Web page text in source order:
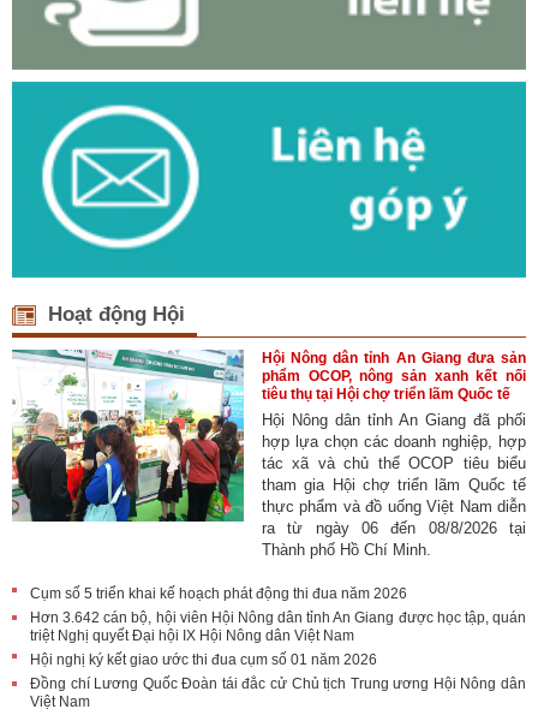
Hoạt động Hội
Hội Nông dân tỉnh An Giang đưa sản
phẩm OCOP, nông sản xanh kết nối
tiêu thụ tại Hội chợ triển lãm Quốc tế
Hội Nông dân tỉnh An Giang đã phối
hợp lựa chọn các doanh nghiệp, hợp
tác xã và chủ thể OCOP tiêu biểu
tham gia Hội chợ triển lãm Quốc tế
thực phẩm và đồ uống Việt Nam diễn
ra từ ngày 06 đến 08/8/2026 tại
Thành phố Hồ Chí Minh.
Cụm số 5 triển khai kế hoạch phát động thi đua năm 2026
Hơn 3.642 cán bộ, hội viên Hội Nông dân tỉnh An Giang được học tập, quán
triệt Nghị quyết Đại hội IX Hội Nông dân Việt Nam
Hội nghị ký kết giao ước thi đua cụm số 01 năm 2026
Đồng chí Lương Quốc Đoàn tái đắc cử Chủ tịch Trung ương Hội Nông dân
Việt Nam